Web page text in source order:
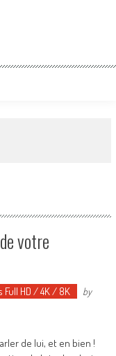
votre
Full HD / 4K / 8K
by
de lui, et en bien !